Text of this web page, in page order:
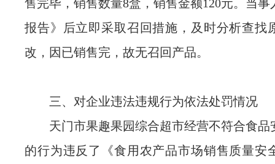
售完毕，销售数量8盒，销售金额120元。当事
报告》后立即采取召回措施，及时分析查找
改，因已销售完，故无召回产品。
三、对企业违法违规行为依法处罚情况
天门市果趣果园综合超市经营不符合食品
的行为违反了《食用农产品市场销售质量安